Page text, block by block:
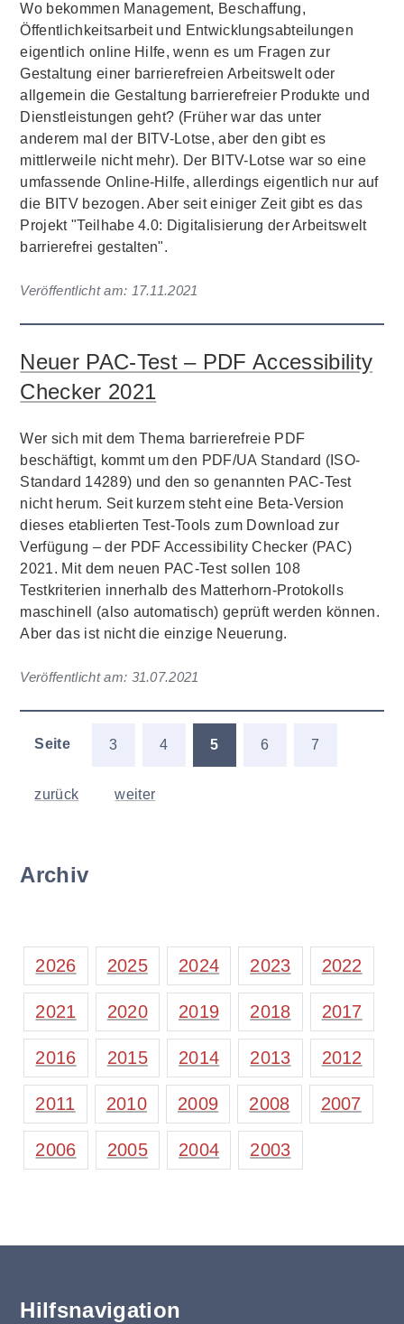
Wo bekommen Management, Beschaffung,
Öffentlichkeitsarbeit und Entwicklungsabteilungen
eigentlich online Hilfe, wenn es um Fragen zur
Gestaltung einer barrierefreien Arbeitswelt oder
allgemein die Gestaltung barrierefreier Produkte und
Dienstleistungen geht? (Früher war das unter
anderem mal der BITV-Lotse, aber den gibt es
mittlerweile nicht mehr). Der BITV-Lotse war so eine
umfassende Online-Hilfe, allerdings eigentlich nur auf
die BITV bezogen. Aber seit einiger Zeit gibt es das
Projekt "Teilhabe 4.0: Digitalisierung der Arbeitswelt
barrierefrei gestalten".
Veröffentlicht am: 17.11.2021
Neuer PAC-Test – PDF Accessibility
Checker 2021
Wer sich mit dem Thema barrierefreie PDF
beschäftigt, kommt um den PDF/UA Standard (ISO-
Standard 14289) und den so genannten PAC-Test
nicht herum. Seit kurzem steht eine Beta-Version
dieses etablierten Test-Tools zum Download zur
Verfügung – der PDF Accessibility Checker (PAC)
2021. Mit dem neuen PAC-Test sollen 108
Testkriterien innerhalb des Matterhorn-Protokolls
maschinell (also automatisch) geprüft werden können.
Aber das ist nicht die einzige Neuerung.
Veröffentlicht am: 31.07.2021
Seite 3 4 5 6 7
zurück weiter
Archiv
2026 2025 2024 2023 2022
2021 2020 2019 2018 2017
2016 2015 2014 2013 2012
2011 2010 2009 2008 2007
2006 2005 2004 2003
Hilfsnavigation